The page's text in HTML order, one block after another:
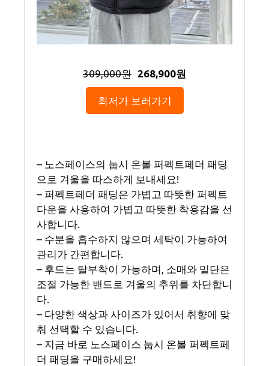
309,000원 268,900원
최저가 보러가기
– 노스페이스의 눕시 온볼 퍼펙트페더 패딩
으로 겨울을 따스하게 보내세요!
– 퍼펙트페더 패딩은 가볍고 따뜻한 퍼펙트
다운을 사용하여 가볍고 따뜻한 착용감을 선
사합니다.
– 수분을 흡수하지 않으며 세탁이 가능하여
관리가 간편합니다.
– 후드는 탈부착이 가능하며, 소매와 밑단은
조절 가능한 밴드로 겨울의 추위를 차단합니
다.
– 다양한 색상과 사이즈가 있어서 취향에 맞
춰 선택할 수 있습니다.
– 지금 바로 노스페이스 눕시 온볼 퍼펙트페
더 패딩을 구매하세요!